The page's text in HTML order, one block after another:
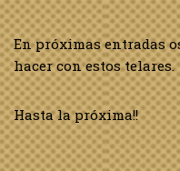
En próximas entradas
hacer con estos telares.
Hasta la próxima!!